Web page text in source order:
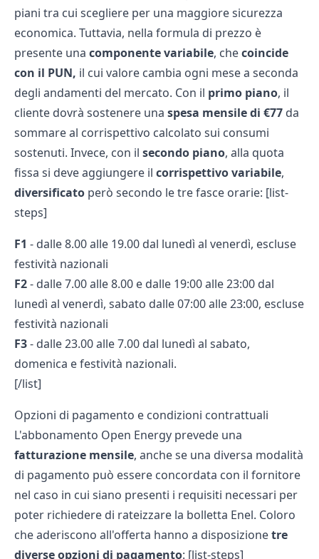
piani tra cui scegliere per una maggiore sicurezza
economica. Tuttavia, nella formula di prezzo è
presente una componente variabile, checoincide
con il PUN, il cui valore cambia ogni mese a seconda
degli andamenti del mercato. Con il primo piano, il
cliente dovrà sostenere una spesa mensile di €77 da
sommare al corrispettivo calcolato sui consumi
sostenuti. Invece, con il secondo piano, alla quota
fissa si deve aggiungere il corrispettivo variabile,
diversificato però secondo le tre fasce orarie: [list-
steps]
F1 - dalle 8.00 alle 19.00 dal lunedì al venerdì, escluse
festività nazionali
F2- dalle 7.00 alle 8.00 e dalle 19:00 alle 23:00 dal
lunedì al venerdì, sabato dalle 07:00 alle 23:00, escluse
festività nazionali
F3- dalle 23.00 alle 7.00 dal lunedì al sabato,
domenica e festività nazionali.
[/list]
Opzioni di pagamento e condizioni contrattuali
L'abbonamento Open Energy prevede una
fatturazione mensile, anche se una diversa modalità
di pagamento può essere concordata con il fornitore
nel caso in cui siano presenti i requisiti necessari per
poter richiedere di rateizzare la bolletta Enel. Coloro
che aderiscono all'offerta hanno a disposizionetre
diverse opzioni di pagamento: [list-steps]